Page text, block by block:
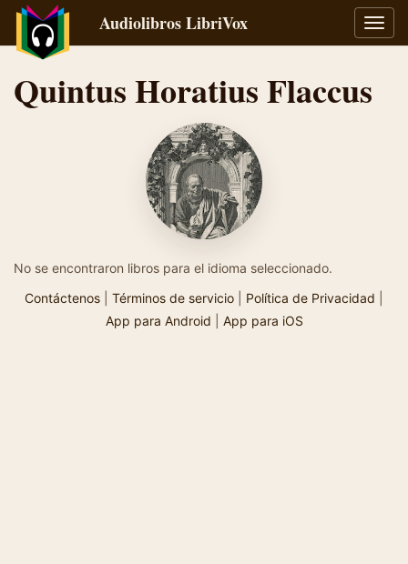
Audiolibros LibriVox
Quintus Horatius Flaccus
No se encontraron libros para el idioma seleccionado.
Contáctenos
Términos de servicio Política de Privacidad
App para Android
App para iOS